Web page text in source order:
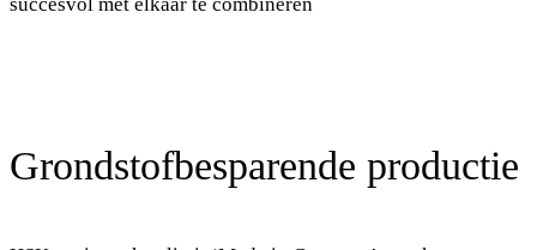
Grondstofbesparende productie